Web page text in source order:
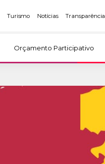
Turismo Notícias Transparência
Orçamento Participativo